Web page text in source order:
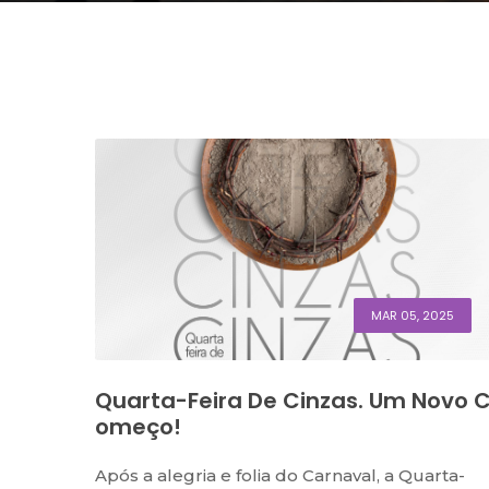
MAR 05, 2025
Quarta-Feira De Cinzas. Um Novo
Omeço!
Após a alegria e folia do Carnaval, a Quarta-